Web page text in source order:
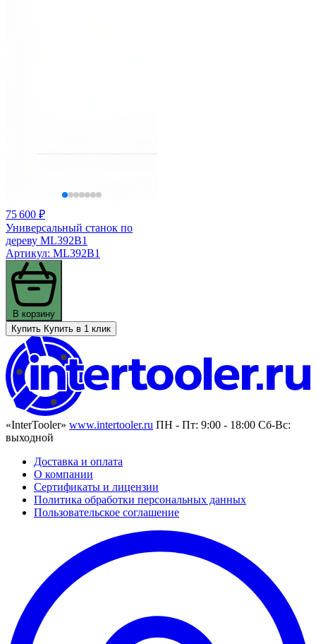
75 600 ₽
Универсальный станок по
дереву ML392B1
Артикул: ML392B1
В корзину
Купить Купить в 1 клик
«InterTooler» www.intertooler.ru ПН - Пт: 9:00 - 18:00 Сб-Вс:
выходной
Доставка и оплата
О компании
Сертификаты и лицензии
Политика обработки персональных данных
Пользовательское соглашение